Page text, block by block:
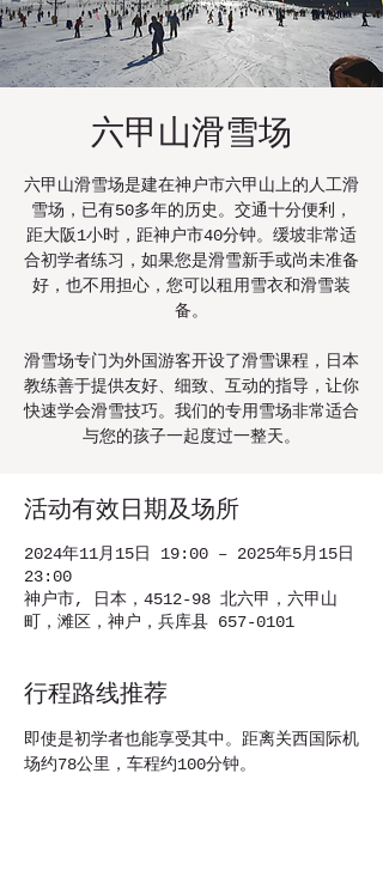
六甲山滑雪场
六甲山滑雪场是建在神户市六甲山上的人工滑
雪场，已有50多年的历史。交通十分便利，
距大阪1小时，距神户市40分钟。缓坡非常适
合初学者练习，如果您是滑雪新手或尚未准备
好，也不用担心，您可以租用雪衣和滑雪装
备。
滑雪场专门为外国游客开设了滑雪课程，日本
教练善于提供友好、细致、互动的指导，让你
快速学会滑雪技巧。我们的专用雪场非常适合
与您的孩子一起度过一整天。
活动有效日期及场所
2024年11月15日 19:00 – 2025年5月15日
23:00
神户市, 日本，4512-98 北六甲，六甲山
町，滩区，神户，兵库县 657-0101
行程路线推荐
即使是初学者也能享受其中。距离关西国际机
场约78公里，车程约100分钟。